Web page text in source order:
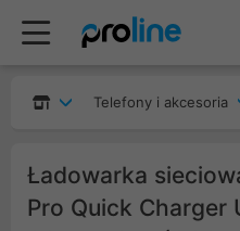
Telefony i akcesoria
Ładowarka
Pro Quick Charger